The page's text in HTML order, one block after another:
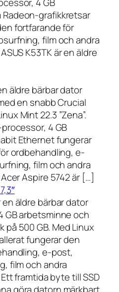
grafikkretsar
fortfarande för
film och andra
K53TK är en äldre
äldre bärbar dator
en snabb Crucial
Mint 22.3 ”Zena”.
4 GB
Ethernet fungerar
ordbehandling, e-
film och andra
Aspire 5742 är […]
äldre bärbar dator
GB arbetsminne och
på 500 GB. Med Linux
fungerar den
e-post,
film och andra
framtida byte till SSD
göra datorn märkbart